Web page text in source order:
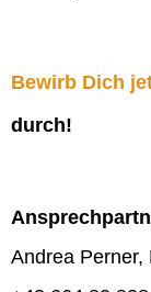
Bewirb Dich
durch!
Andrea Perner,